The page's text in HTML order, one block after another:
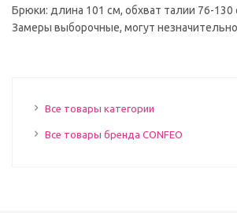
Брюки: длина 101 см, обхват талии 76-130
Замеры выборочные, могут
Все товары категории
Все товары бренда CONFEO